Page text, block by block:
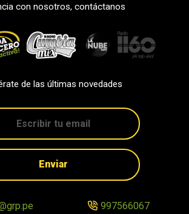
con nosotros, contáctanos
de las últimas novedades
Enviar
997566067